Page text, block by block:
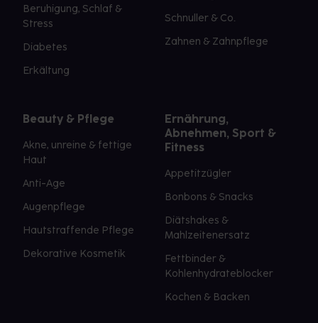
Beruhigung, Schlaf &
Stress
Diabetes
Erkältung
Schnuller & Co.
Zahnen & Zahnpflege
Beauty & Pflege
Akne, unreine & fettige
Haut
Anti-Age
Augenpflege
Hautstraffende Pflege
Dekorative Kosmetik
Ernährung,
Abnehmen, Sport &
Fitness
Appetitzügler
Bonbons & Snacks
Diätshakes &
Mahlzeitenersatz
Fettbinder &
Kohlenhydrateblocker
Kochen & Backen